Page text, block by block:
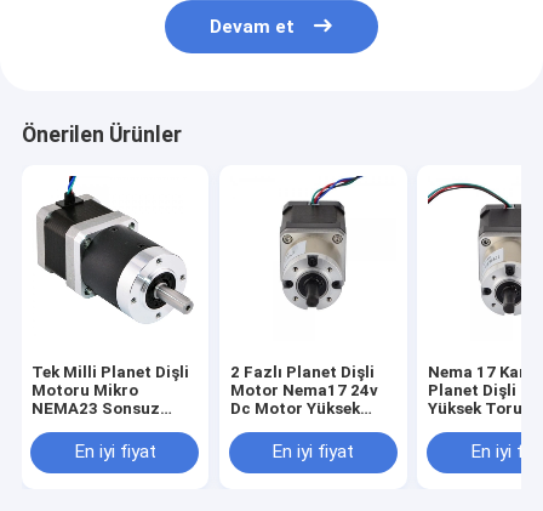
Devam et
Önerilen Ürünler
Tek Milli Planet Dişli
Motoru Mikro
NEMA23 Sonsuz
En iyi fiyat
2 Fazlı Planet Dişli
Motor Nema17 24v
Dc Motor Yüksek
En iyi fiyat
Nema 17 Kare
Planet Dişli
Yüksek Toruqe
En iyi